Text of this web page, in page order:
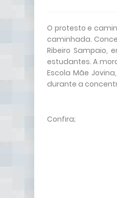
O protesto e
caminhada.
Ribeiro Sampaio,
estudantes. A
Escola Mãe
durante a
Confira;